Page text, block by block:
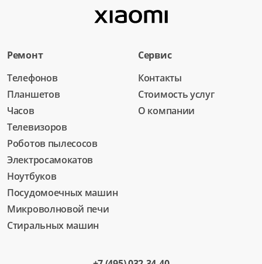
Ремонт
Телефонов
Планшетов
Часов
Телевизоров
Роботов пылесосов
Электросамокатов
Ноутбуков
Посудомоечных машин
Микроволновой печи
Стиральных машин
Сервис
Контакты
Стоимость услуг
О компании